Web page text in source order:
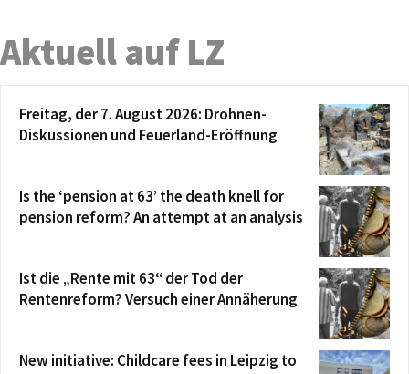
Aktuell auf LZ
Freitag, der 7. August 2026: Drohnen-
Diskussionen und Feuerland-Eröffnung
Is the ‘pension at 63’ the death knell for
pension reform? An attempt at an analysis
Ist die „Rente mit 63“ der Tod der
Rentenreform? Versuch einer Annäherung
New initiative: Childcare fees in Leipzig to